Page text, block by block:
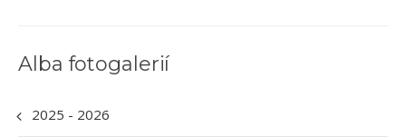
Alba fotogalerií
2025 - 2026